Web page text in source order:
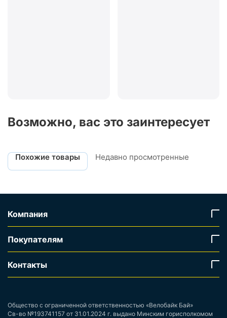
Возможно, вас это заинтересует
Похожие товары Недавно просмотренные
Компания
Покупателям
Контакты
Общество с ограниченной ответственностью «Велобайк Бай»
Св-во №193741157 от 31.01.2024 г. выдано Минским горисполкомом